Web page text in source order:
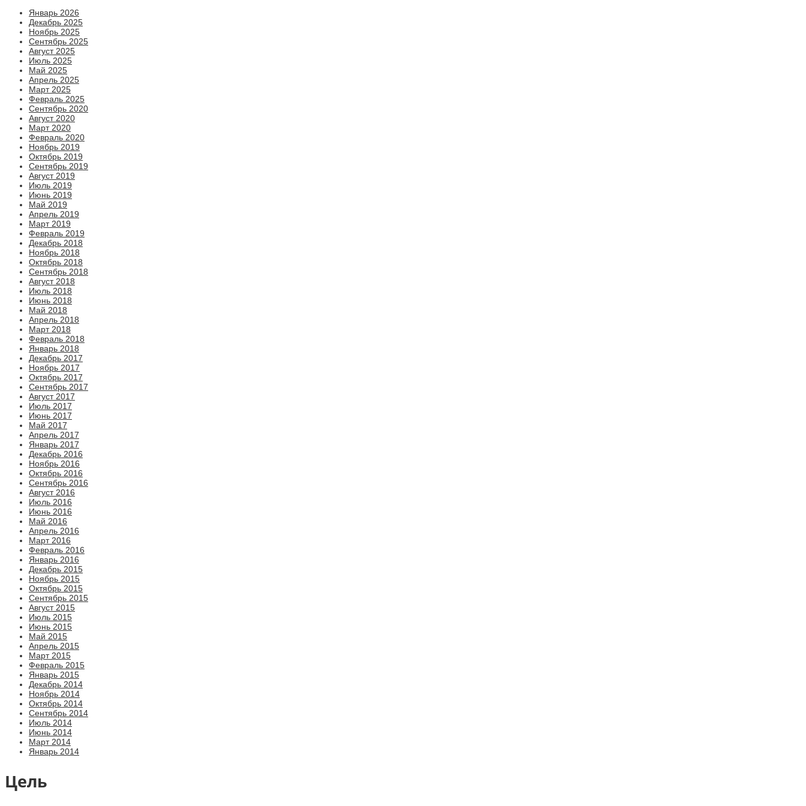
Январь 2026
Декабрь 2025
Ноябрь 2025
Сентябрь 2025
Август 2025
Июль 2025
Май 2025
Апрель 2025
Март 2025
Февраль 2025
Сентябрь 2020
Август 2020
Март 2020
Февраль 2020
Ноябрь 2019
Октябрь 2019
Сентябрь 2019
Август 2019
Июль 2019
Июнь 2019
Май 2019
Апрель 2019
Март 2019
Февраль 2019
Декабрь 2018
Ноябрь 2018
Октябрь 2018
Сентябрь 2018
Август 2018
Июль 2018
Июнь 2018
Май 2018
Апрель 2018
Март 2018
Февраль 2018
Январь 2018
Декабрь 2017
Ноябрь 2017
Октябрь 2017
Сентябрь 2017
Август 2017
Июль 2017
Июнь 2017
Май 2017
Апрель 2017
Январь 2017
Декабрь 2016
Ноябрь 2016
Октябрь 2016
Сентябрь 2016
Август 2016
Июль 2016
Июнь 2016
Май 2016
Апрель 2016
Март 2016
Февраль 2016
Январь 2016
Декабрь 2015
Ноябрь 2015
Октябрь 2015
Сентябрь 2015
Август 2015
Июль 2015
Июнь 2015
Май 2015
Апрель 2015
Март 2015
Февраль 2015
Январь 2015
Декабрь 2014
Ноябрь 2014
Октябрь 2014
Сентябрь 2014
Июль 2014
Июнь 2014
Март 2014
Январь 2014
Цель